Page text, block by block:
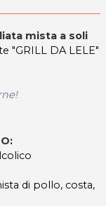
mista a soli
"GRILL DA LELE"
di pollo, costa,